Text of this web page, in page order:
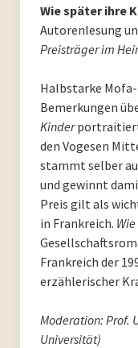
PoesieFest 2023
PoesieFest 2021
PoesieFest 2020.
PoesieFest 2019
PoesieFest 2018
PoesieFest 2017
PoesieFest 2015
Wie später ihre
Autorenlesung
Preisträger im
Halbstarke
Bemerkungen
Kinderportraitiert
den Vogesen
stammt selber
und gewinnt
Preis gilt als
in Frankreich.
Frankreich der
erzählerischer
Moderation: Prof.
Universität)